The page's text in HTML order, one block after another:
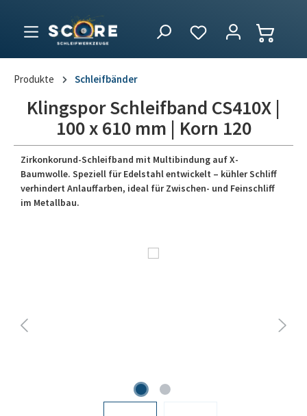
Produkte Schleifbänder
Klingspor Schleifband CS410X |
100 x 610 mm | Korn 120
Zirkonkorund-Schleifband mit Multibindung auf X-
Baumwolle. Speziell für Edelstahl entwickelt – kühler Schliff
verhindert Anlauffarben, ideal für Zwischen- und Feinschliff
im Metallbau.